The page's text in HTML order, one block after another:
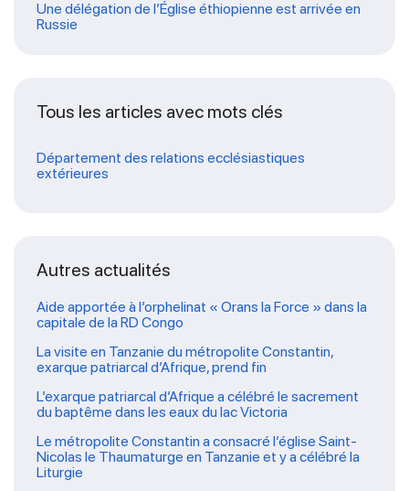
Une délégation de l’Église éthiopienne est arrivée en
Russie
Tous les articles avec mots clés
Département des relations ecclésiastiques
extérieures
Autres actualités
Aide apportée à l’orphelinat « Orans la Force » dans la
capitale de la RD Congo
La visite en Tanzanie du métropolite Constantin,
exarque patriarcal d’Afrique, prend fin
L’exarque patriarcal d’Afrique a célébré le sacrement
du baptême dans les eaux du lac Victoria
Le métropolite Constantin a consacré l’église Saint-
Nicolas le Thaumaturge en Tanzanie et y a célébré la
Liturgie